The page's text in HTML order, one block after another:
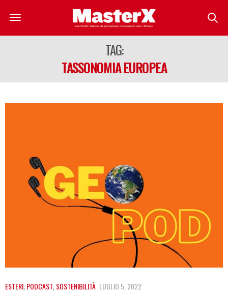
TAG:
TASSONOMIA EUROPEA
ESTERI,PODCAST,SOSTENIBILITÀ LUGLIO 5, 2022